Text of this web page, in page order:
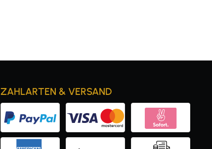
ZAHLARTEN & VERSAND